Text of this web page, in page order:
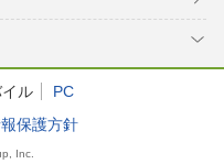
ル
PC
保護方針
Inc.